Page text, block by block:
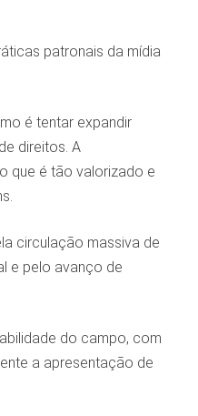
patronais da mídia
é tentar expandir
direitos. A
que é tão valorizado e
circulação massiva de
e pelo avanço de
do campo, com
a apresentação de